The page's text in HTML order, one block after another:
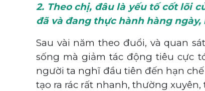
2. Theo chị, đâu là yếu tố cốt lõi
đã và đang thực hành hàng
Sau vài năm theo đuổi, và quan
sống mà giảm tác động tiêu cực
người ta nghĩ đầu tiên đến hạn
tạo ra rác rất nhanh, thường